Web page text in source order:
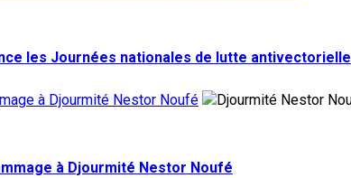
les Journées nationales de lutte antivectorielle
à Djourmité Nestor Noufé
à Djourmité Nestor Noufé